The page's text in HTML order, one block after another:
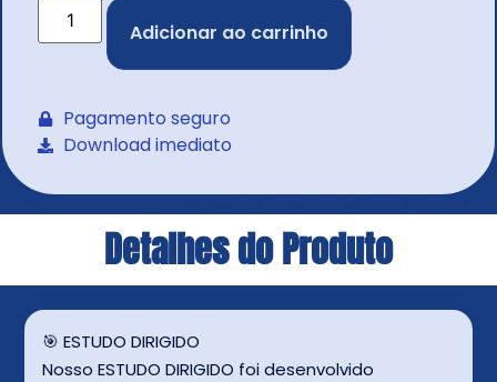
Adicionar ao carrinho
Pagamento seguro
Download imediato
Detalhes do Produto
🎯 ESTUDO DIRIGIDO
Nosso ESTUDO DIRIGIDO foi desenvolvido